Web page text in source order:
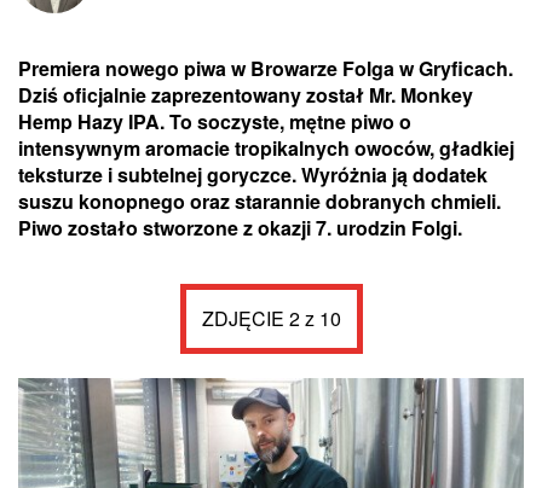
Premiera nowego piwa w Browarze Folga w Gryficach.
Dziś oficjalnie zaprezentowany został Mr. Monkey
Hemp Hazy IPA. To soczyste, mętne piwo o
intensywnym aromacie tropikalnych owoców, gładkiej
teksturze i subtelnej goryczce. Wyróżnia ją dodatek
suszu konopnego oraz starannie dobranych chmieli.
Piwo zostało stworzone z okazji 7. urodzin Folgi.
ZDJĘCIE 2 z 10